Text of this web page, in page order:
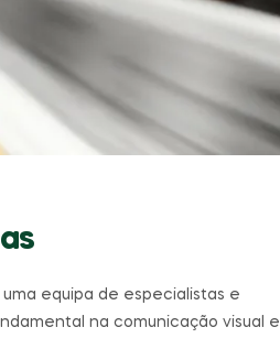
equipa de especialistas e
na comunicação visual e